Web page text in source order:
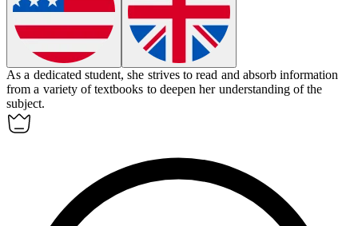
As a dedicated student, she strives to read and absorb information
from a variety of textbooks to deepen her understanding of the
subject.